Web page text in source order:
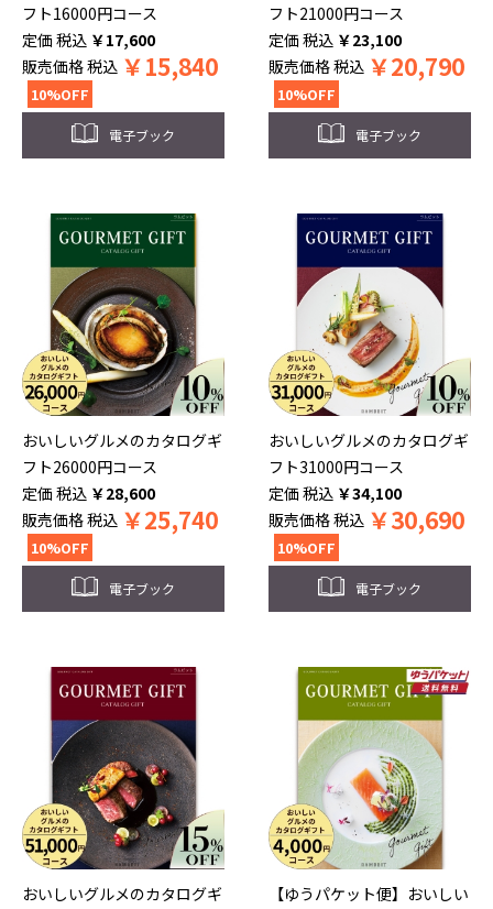
フト16000円コース
税込 ￥17,600
販売価格税込 ￥15,840
10%OFF
電子ブック
フト21000円コース
税込 ￥23,100
販売価格税込 ￥20,790
10%OFF
電子ブック
おいしいグルメのカタログギ
フト26000円コース
税込 ￥28,600
販売価格税込 ￥25,740
10%OFF
電子ブック
おいしいグルメのカタログギ
フト31000円コース
税込 ￥34,100
販売価格税込 ￥30,690
10%OFF
電子ブック
おいしいグルメのカタログギ
【ゆうパケット便】おいしい